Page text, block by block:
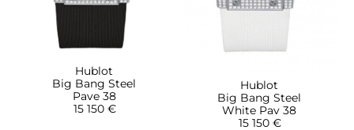
Hublot
Big Bang Steel
Pave 38
15 150 €
Hublot
Big Bang Steel
White Pav 38
15 150 €